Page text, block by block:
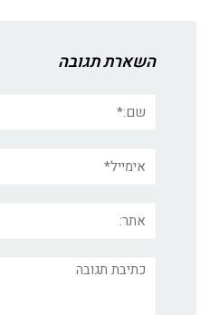
השארת תגובה
תגובה